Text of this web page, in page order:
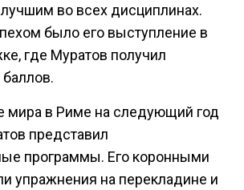
во всех дисциплинах.
было его выступление в
где Муратов получил
мира в Риме на следующий год
представил
программы. Его коронными
упражнения на перекладине и